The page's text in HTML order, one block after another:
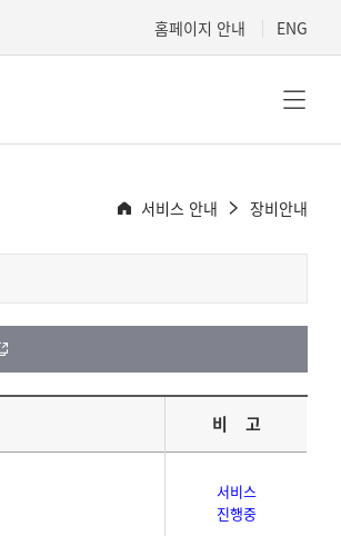
홈페이지 안내 ENG
서비스 안내 장비안내
비 고
서비스
진행중